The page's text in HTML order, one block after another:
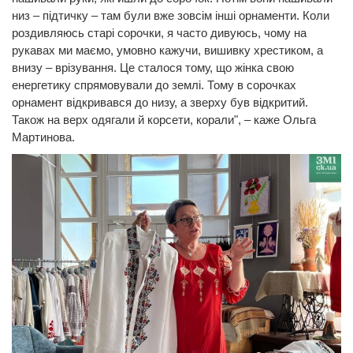
низ – підтичку – там були вже зовсім інші орнаменти. Коли
роздивляюсь старі сорочки, я часто дивуюсь, чому на
рукавах ми маємо, умовно кажучи, вишивку хрестиком, а
внизу – врізування. Це сталося тому, що жінка свою
енергетику спрямовували до землі. Тому в сорочках
орнамент відкривався до низу, а зверху був відкритий.
Також на верх одягали й корсети, корали", – каже Ольга
Мартинова.